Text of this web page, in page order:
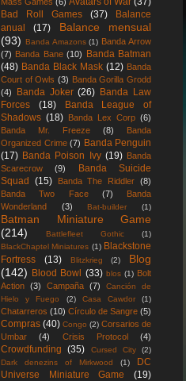
Bad Roll Games
(37)
Balance
anual
(17)
Balance mensual
(93)
Banda Amazons (1) Banda Arrow
(7) Banda Bane (10)
Banda Batman
(48) Banda Black Mask (12) Banda
Court of Owls (3) Banda Gorilla Grodd
(4)
Banda Joker (26) Banda Law
Forces
(18)
Banda League of
Shadows (18) Banda Lex Corp (6)
Banda Mr. Freeze
(8)
Banda
Organized Crime (7) Banda Penguin
(17) Banda Poison Ivy (19) Banda
Scarecrow
(9)
Banda Suicide
Squad
(15) Banda The Riddler (8)
Banda Two Face
(7)
Banda
Wonderland
(3) Bat-builder (1)
Batman Miniature Game
(214)
Battlefleet Gothic
(1)
BlackChaptel Miniatures (1) Blackstone
Fortress
(13) Blitzkrieg (2)
Blog
(142) Blood Bowl (33) blos (1) Bolt
Action (3) Campaña (7)
Canción de
Hielo y Fuego
(2) Casa Cawdor (1)
Chatarreros (10) Círculo de Sangre (5)
Compras (40) Congo (2) Corsarios de
Umbar
(4) Crisis Protocol (4)
Crowdfunding (35) Cursed City
(2)
Dark denezins of Mirkwood
(1)
DC
Universe Miniature Game
(19)